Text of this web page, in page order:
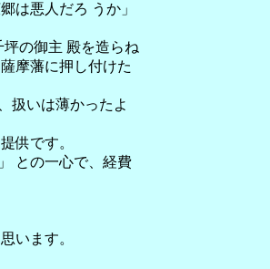
は悪人だろ うか」
の御主 殿を造らね
摩藩に押し付けた
扱いは薄かったよ
供です。
との一心で、経費
います。